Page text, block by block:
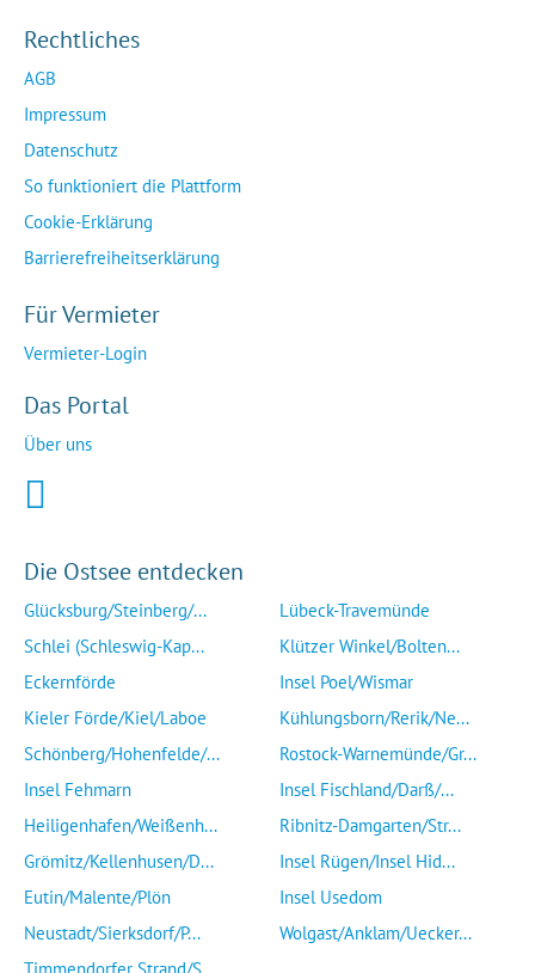
Rechtliches
AGB
Impressum
Datenschutz
So funktioniert die Plattform
Cookie-Erklärung
Barrierefreiheitserklärung
Für Vermieter
Vermieter-Login
Das Portal
Über uns
Die Ostsee entdecken
Glücksburg/Steinberg/...
Schlei (Schleswig-Kap...
Eckernförde
Kieler Förde/Kiel/Laboe
Schönberg/Hohenfelde/...
Insel Fehmarn
Heiligenhafen/Weißenh...
Grömitz/Kellenhusen/D...
Eutin/Malente/Plön
Neustadt/Sierksdorf/P...
Lübeck-Travemünde
Klützer Winkel/Bolten...
Insel Poel/Wismar
Kühlungsborn/Rerik/Ne...
Rostock-Warnemünde/Gr...
Insel Fischland/Darß/...
Ribnitz-Damgarten/Str...
Insel Rügen/Insel Hid...
Insel Usedom
Wolgast/Anklam/Uecker...